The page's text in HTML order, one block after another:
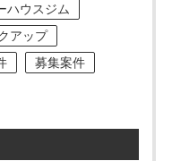
ハウスジム
アップ
募集案件